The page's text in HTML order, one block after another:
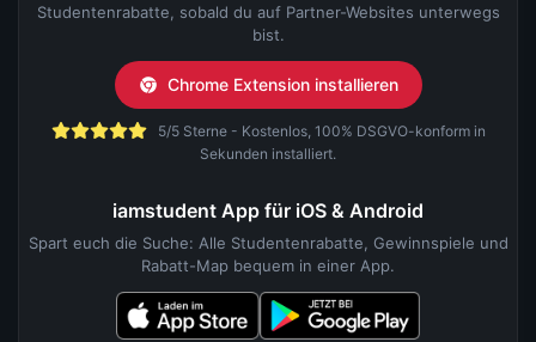
Studentenrabatte, sobald du auf Partner-Websites unterwegs
bist.
Chrome Extension installieren
5/5 Sterne - Kostenlos, 100% DSGVO-konform in
Sekunden installiert.
iamstudent App für iOS & Android
Spart euch die Suche: Alle Studentenrabatte, Gewinnspiele und
Rabatt-Map bequem in einer App.